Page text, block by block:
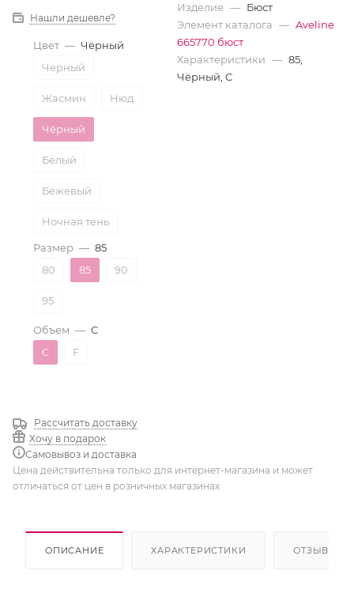
Нашли дешевле?
Цвет — Чёрный
Черный
Жасмин Нюд
Чёрный
Белый
Бежевый
Ночная тень
Трюфель
Размер — 85
80
85 90
95
Объем — C
C
F
Рассчитать доставку
Хочу в подарок
Самовывоз и доставка
Изделие — Бюст
Элемент каталога — Aveline
665770 бюст
Характеристики — 85,
Чёрный, C
Цена действительна только для интернет-магазина и может
отличаться от цен в розничных магазинах
ОПИСАНИЕ ХАРАКТЕРИСТИКИ ОТЗЫВЫ